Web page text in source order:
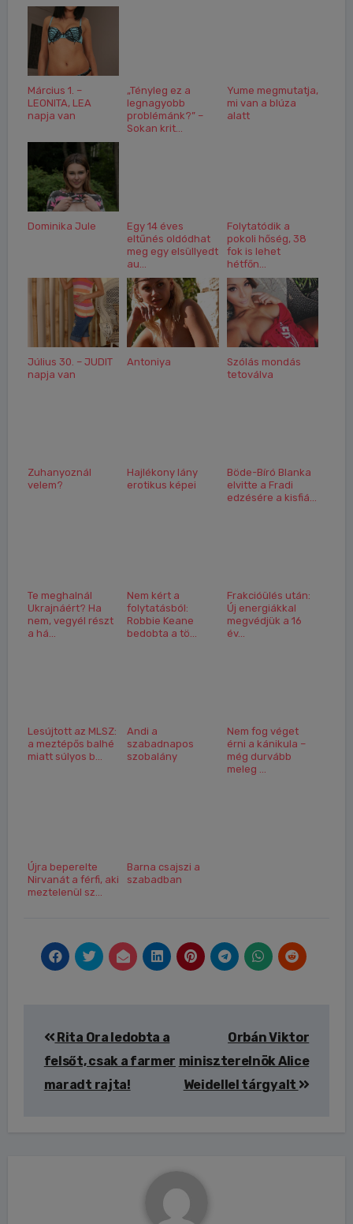
Március 1. –
LEONITA, LEA
napja van
„Tényleg ez a
legnagyobb
problémánk?” –
Sokan krit...
Yume megmutatja,
mi van a blúza
alatt
Dominika Jule
Egy 14 éves
eltűnés oldódhat
meg egy elsüllyedt
au...
Folytatódik a
pokoli hőség, 38
fok is lehet
hétfőn...
Július 30. – JUDIT
napja van
Antoniya
Szólás mondás
tetoválva
Zuhanyoznál
velem?
Hajlékony lány
erotikus képei
Böde-Bíró Blanka
elvitte a Fradi
edzésére a kisfiá...
Te meghalnál
Ukrajnáért? Ha
nem, vegyél részt
a há...
Nem kért a
folytatásból:
Robbie Keane
bedobta a tö...
Frakcióülés után:
Új energiákkal
megvédjük a 16
év...
Lesújtott az MLSZ:
a meztépős balhé
miatt súlyos b...
Andi a
szabadnapos
szobalány
Nem fog véget
érni a kánikula –
még durvább
meleg ...
Újra beperelte
Nirvanát a férfi, aki
meztelenül sz...
Barna csajszi a
szabadban
navigáció
Rita Ora ledobta a
felsőt, csak a farmer
maradt rajta!
Orbán Viktor
miniszterelnök Alice
Weidellel tárgyalt